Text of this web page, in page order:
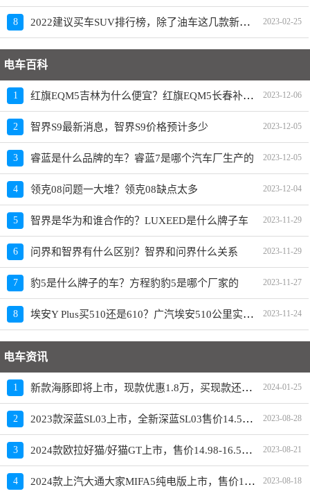
8 2022建议买车SUV排行榜，除了油车这几款新能源SUV也建议买 2023-02-25
电车百科
1 红旗EQM5吉林为什么便宜？红旗EQM5长春补贴政策 2023-12-06
2 智界S9最新消息，智界S9价格预计多少 2023-12-05
3 睿蓝是什么品牌的车？睿蓝7是哪个汽车厂生产的 2023-12-05
4 领克08问题一大堆？领克08缺点太多 2023-12-04
5 智界是华为和谁合作的？LUXEED是什么牌子车 2023-11-29
6 问界和智界有什么区别？智界和问界什么关系 2023-11-29
7 豹5是什么牌子的车？方程豹豹5是哪个厂家的 2023-11-27
8 埃安Y Plus买510还是610？广汽埃安510公里实际跑多远 2023-11-24
电车资讯
1 新款海豚即将上市，现款优惠1.8万，买现款还是再等等 2024-01-25
2 2023款深蓝SL03上市，全新深蓝SL03售价14.59-19.19万元 2023-08-28
3 2024款欧拉好猫/好猫GT上市，售价14.98-16.58万元 2023-08-21
4 2024款上汽大通大家MIFA5纯电版上市，售价19.98-23.28万元 2023-08-18